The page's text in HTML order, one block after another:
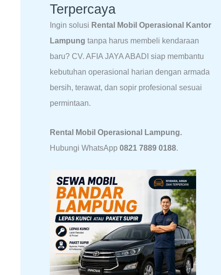
Terpercaya
Ingin solusi Rental Mobil Operasional Kantor
Lampung tanpa harus membeli kendaraan
baru? CV. AFIA JAYA ABADI siap membantu
kebutuhan operasional harian dengan armada
bersih, terawat, dan sopir profesional sesuai
permintaan.
Rental Mobil Operasional Lampung.
Hubungi WhatsApp 0821 7889 0188.